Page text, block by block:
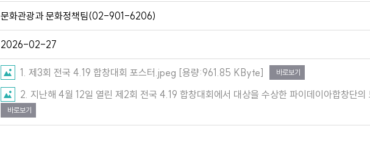
문화관광과 문화정책팀(02-901-6206)
2026-02-27
1. 제3회 전국 4.19 합창대회 포스터.jpeg [용량:961.85 KByte] 바로보기
2. 지난해 4월 12일 열린 제2회 전국 4.19 합창대회에서 대상을 수상한 파이데이아합창단
바로보기